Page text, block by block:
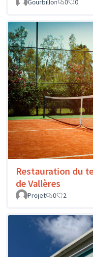
Gourbillon
0 0
Restauration du
de Vallères
Projet
0 2